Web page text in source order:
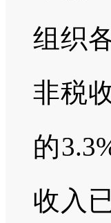
组织
非税
的
收入